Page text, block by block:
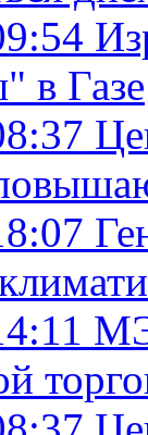
в Газе